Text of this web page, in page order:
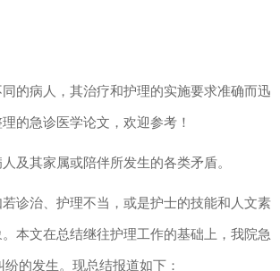
的病人，其治疗和护理的实施要求准确而迅
的急诊医学论文，欢迎参考！
及其家属或陪伴所发生的各类矛盾。
诊治、护理不当，或是护士的技能和人文素
本文在总结继往护理工作的基础上，我院急
的发生。现总结报道如下：